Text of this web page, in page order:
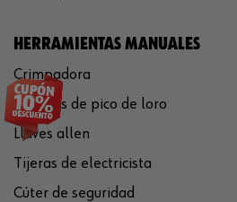
HERRAMIENTAS MANUALES
Crimpadora
Tenazas de pico de loro
Llaves allen
Tijeras de electricista
Cúter de seguridad